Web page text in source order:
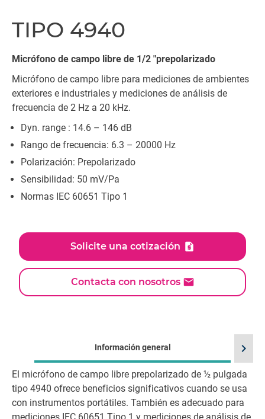
TIPO 4940
Micrófono de campo libre de 1/2 "prepolarizado
Micrófono de campo libre para mediciones de ambientes
exteriores e industriales y mediciones de análisis de
frecuencia de 2 Hz a 20 kHz.
Dyn. range : 14.6 – 146 dB
Rango de frecuencia: 6.3 – 20000 Hz
Polarización: Prepolarizado
Sensibilidad: 50 mV/Pa
Normas IEC 60651 Tipo 1
Solicite una cotización
Contacta con nosotros
Información general
El micrófono de campo libre prepolarizado de ½ pulgada
tipo 4940 ofrece beneficios significativos cuando se usa
con instrumentos portátiles. También es adecuado para
chevron_right